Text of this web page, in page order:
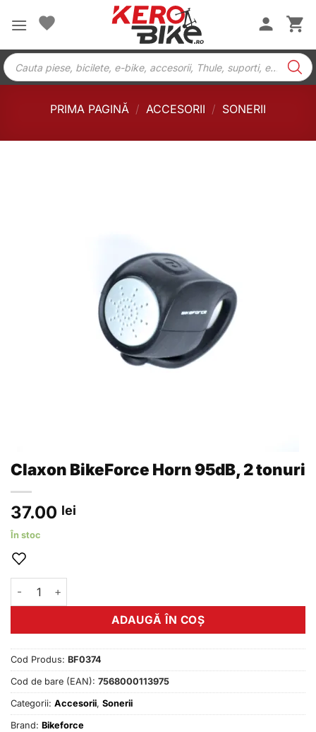
Products
search
PRIMA PAGINĂ / ACCESORII / SONERII
Claxon BikeForce Horn 95dB, 2 tonuri
37.00 lei
În stoc
Cantitate Claxon BikeForce Horn 95dB, 2 tonuri
ADAUGĂ ÎN COȘ
Cod Produs: BF0374
Cod de bare (EAN): 7568000113975
Categorii: Accesorii, Sonerii
Brand: Bikeforce